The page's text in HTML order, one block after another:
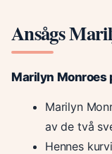
Ansågs
Marilyn Monroes
Marilyn
av de två
Hennes